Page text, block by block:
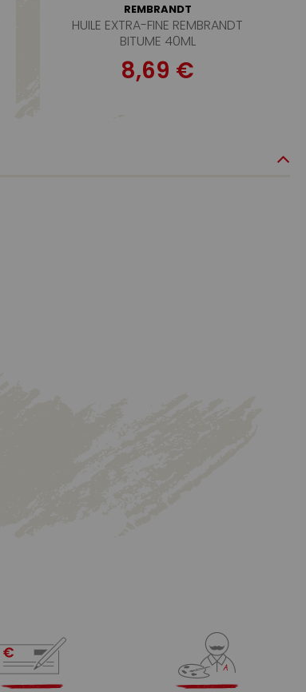
REMBRANDT
HUILE EXTRA-FINE REMBRANDT
BITUME 40ML
8,69 €